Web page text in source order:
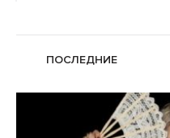
ПОСЛЕДНИЕ